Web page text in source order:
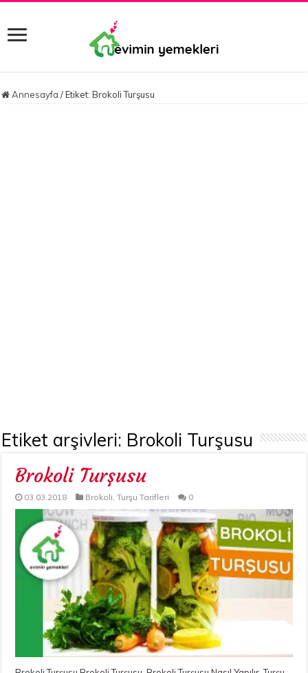
Annesayfa / Etiket:Brokoli Turşusu
Etiket arşivleri: Brokoli Turşusu
Brokoli Turşusu
03.03.2018 Brokoli,Turşu Tarifleri 0